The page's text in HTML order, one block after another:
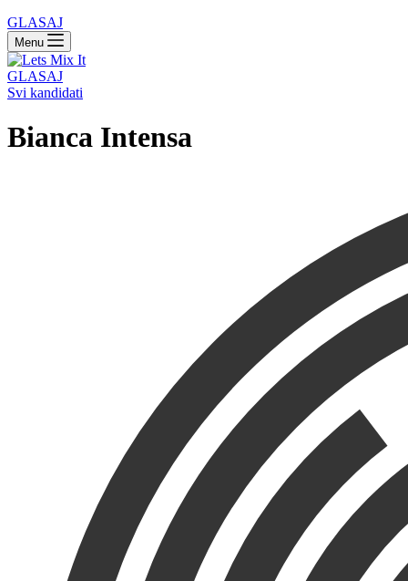
GLASAJ
Menu
GLASAJ
Svi kandidati
Bianca Intensa